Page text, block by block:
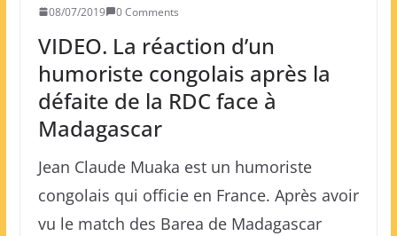
08/07/2019 0 Comments
VIDEO. La réaction d’un
humoriste congolais après la
défaite de la RDC face à
Madagascar
Jean Claude Muaka est un humoriste
congolais qui officie en France. Après avoir
vu le match des Barea de Madagascar